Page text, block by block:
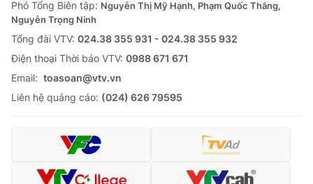
Phó Tổng Biên tập: Nguyễn Thị Mỹ Hạnh, Phạm Quốc Thắng,
Nguyễn Trọng Ninh
Tổng đài VTV: 024.38 355 931 - 024.38 355 932
Ðiện thoại Thời báo VTV: 0988 671 671
Email: toasoan@vtv.vn
Liên hệ quảng cáo: (024) 626 79595